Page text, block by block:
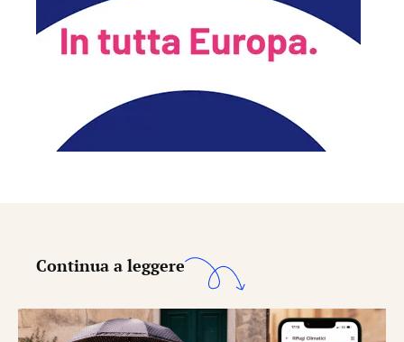
Continua a leggere